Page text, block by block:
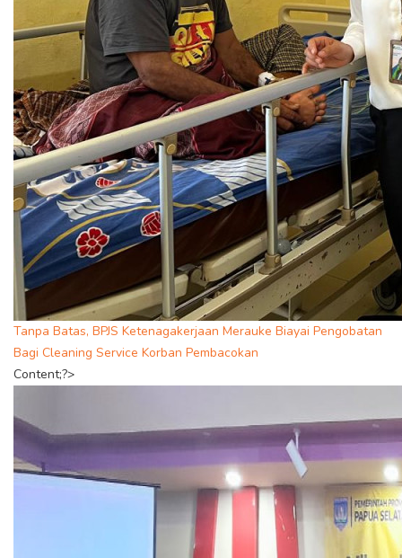
Tanpa Batas, BPJS Ketenagakerjaan Merauke Biayai Pengobatan
Bagi Cleaning Service Korban Pembacokan
Content;?>